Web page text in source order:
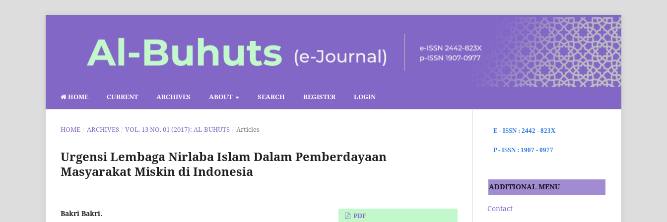
HOME CURRENT ARCHIVES ABOUT SEARCH REGISTER LOGIN
HOME / ARCHIVES / VOL. 13 NO. 01 (2017): AL-BUHUTS / Articles
Urgensi Lembaga Nirlaba Islam Dalam Pemberdayaan
Masyarakat Miskin di Indonesia
Bakri Bakri. PDF
E - ISSN : 2442 - 823X
P - ISSN : 1907 - 0977
ADDITIONAL MENU
Contact